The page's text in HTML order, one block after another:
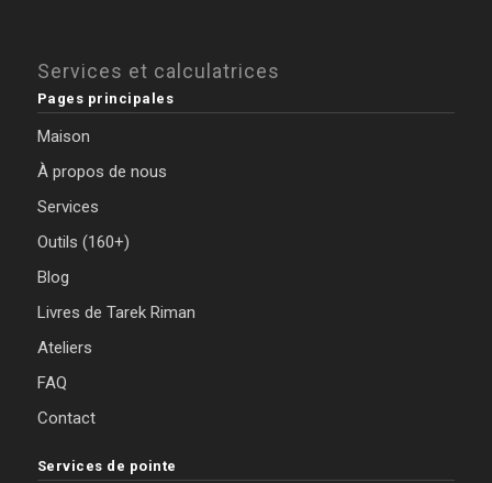
Services et calculatrices
Pages principales
Maison
À propos de nous
Services
Outils (160+)
Blog
Livres de Tarek Riman
Ateliers
FAQ
Contact
Services de pointe